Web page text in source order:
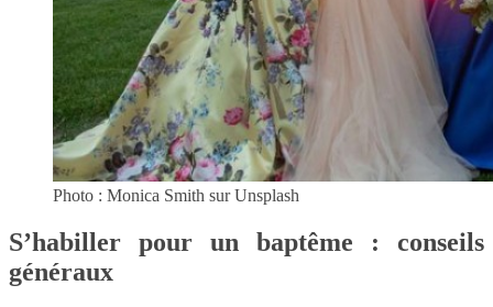
Photo : Monica Smith sur Unsplash
S’habiller pour un baptême : conseils
généraux